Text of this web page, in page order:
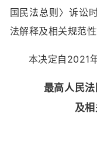
国民法总则〉诉讼
法解释及相关规范
本决定自2021
最高人民
及